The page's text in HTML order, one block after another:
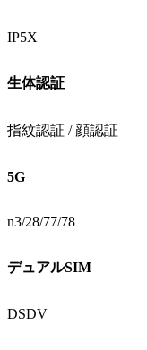
IP5X
生体認証
指紋認証 / 顔認証
5G
n3/28/77/78
デュアルSIM
DSDV